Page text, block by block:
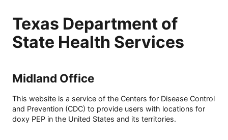
Texas Department of
State Health Services
Midland Office
This website is a service of the Centers for Disease Control
and Prevention (CDC) to provide users with locations for
doxy PEP in the United States and its territories.